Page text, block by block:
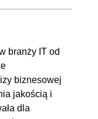
branży IT od
biznesowej
jakością i
dla